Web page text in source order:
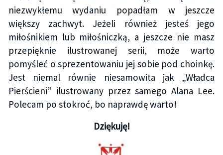
niezwykłemu wydaniu popadłam w jeszcze
większy zachwyt. Jeżeli również jesteś jego
miłośnikiem lub miłośniczką, a jeszcze nie masz
przepięknie ilustrowanej serii, może warto
pomyśleć o sprezentowaniu jej sobie pod choinkę.
Jest niemal równie niesamowita jak „Władca
Pierścieni” ilustrowany przez samego Alana Lee.
Polecam po stokroć, bo naprawdę warto!
Dziękuję!